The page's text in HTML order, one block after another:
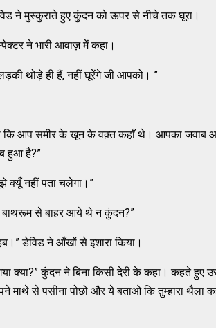
ने मुस्कुराते हुए कुंदन को ऊपर से नीचे तक घूरा।
ने भारी आवाज़ में कहा।
थोड़े ही हैं, नहीं घूरेंगे जी आपको। ”
कि आप समीर के खून के वक़्त कहाँ थे। आपका जवाब
हुआ है?”
क्यूँ नहीं पता चलेगा।”
बाथरूम से बाहर आये थे न कुंदन?”
डेविड ने आँखों से इशारा किया।
क्या?” कुंदन ने बिना किसी देरी के कहा। कहते हुए
माथे से पसीना पोछो और ये बताओ कि तुम्हारा थैला